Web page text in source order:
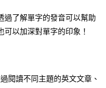
過了解單字的發音可以幫助
以加深對單字的印象！
閱讀不同主題的英文文章、